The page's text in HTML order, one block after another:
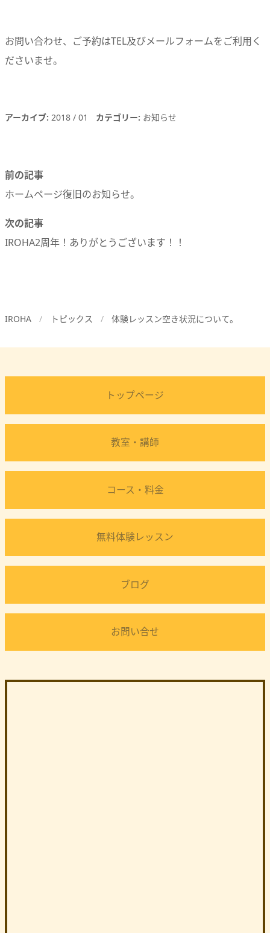
IROHA トピックス 体験レッスン空き状況について。
お問い合わせ、ご予約はTEL及びメールフォームをご利用く
ださいませ。
アーカイブ 2018 01 カテゴリー お知らせ
前の記事
ホームページ復旧のお知らせ。
次の記事
IROHA2周年！ありがとうございます！！
トップページ
教室・講師
コース・料金
無料体験レッスン
ブログ
お問い合せ